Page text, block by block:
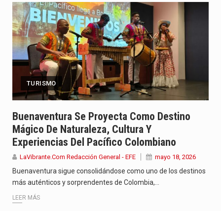
Abelardo de la Espriella asumió este viernes 7 de agosto…
El presidente electo Abelardo de la Espriella aseguró que durante…
Con el inicio del gobierno de Abelardo de la Espriella,…
Las autoridades sanitarias de Francia y España mantienen bajo vigilancia…
TURISMO
Buenaventura Se Proyecta Como Destino
Mágico De Naturaleza, Cultura Y
Experiencias Del Pacífico Colombiano
LaVibrante.Com Redacción General - EFE mayo 18, 2026
Buenaventura sigue consolidándose como uno de los destinos
más auténticos y sorprendentes de Colombia,…
LEER MÁS